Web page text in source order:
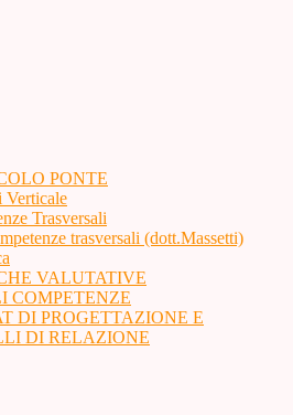
PONTE
Verticale
Trasversali
trasversali (dott.Massetti)
VALUTATIVE
COMPETENZE
DI PROGETTAZIONE E
DI RELAZIONE